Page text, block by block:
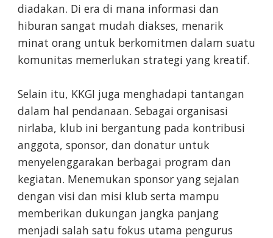
diadakan. Di era di mana informasi dan
hiburan sangat mudah diakses, menarik
minat orang untuk berkomitmen dalam suatu
komunitas memerlukan strategi yang kreatif.
Selain itu, KKGI juga menghadapi tantangan
dalam hal pendanaan. Sebagai organisasi
nirlaba, klub ini bergantung pada kontribusi
anggota, sponsor, dan donatur untuk
menyelenggarakan berbagai program dan
kegiatan. Menemukan sponsor yang sejalan
dengan visi dan misi klub serta mampu
memberikan dukungan jangka panjang
menjadi salah satu fokus utama pengurus